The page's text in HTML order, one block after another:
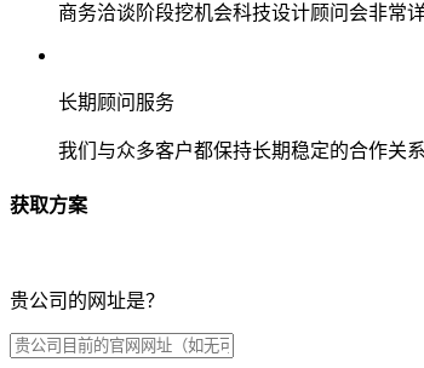
商务洽谈阶段挖机会科技设计顾问会非常
长期顾问服务
我们与众多客户都保持长期稳定的合作关
获取方案
贵公司的网址是？